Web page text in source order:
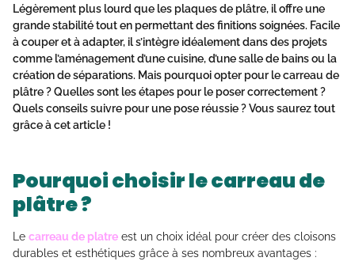
Légèrement plus lourd que les plaques de plâtre, il offre une
grande stabilité tout en permettant des finitions soignées. Facile
à couper et à adapter, il s’intègre idéalement dans des projets
comme l’aménagement d’une cuisine, d’une salle de bains ou la
création de séparations. Mais pourquoiopter pour le carreau de
plâtre? Quelles sont les étapes pour le poser correctement ?
Quels conseils suivre pour une pose réussie ? Vous saurez tout
grâce à cet article !
Pourquoi choisir le carreau de
plâtre ?
Le carreau de platre est un choix idéal pour créer des cloisons
durables et esthétiques grâce à ses nombreux avantages :